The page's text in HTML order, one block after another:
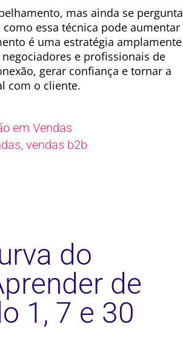
mas ainda se pergunta
como essa técnica pode aumentar
é uma estratégia amplamente
e profissionais de
gerar confiança e tornar a
com o cliente.
em Vendas
, vendas b2b
do
de
1, 7 e 30